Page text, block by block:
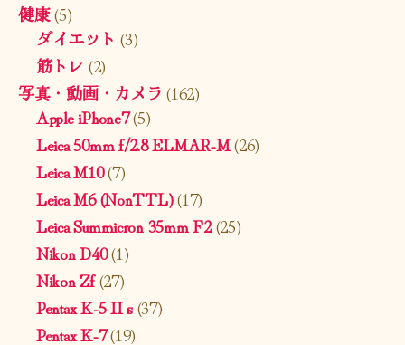
健康(5)
ダイエット (3)
筋トレ (2)
写真・動画・カメラ (162)
Apple iPhone7(5)
Leica 50mm f/2.8 ELMAR-M(26)
Leica M10(7)
Leica M6 (NonTTL)(17)
Leica Summicron 35mm F2(25)
Nikon D40(1)
Nikon Zf(27)
Pentax K-5 II s(37)
Pentax K-7(19)